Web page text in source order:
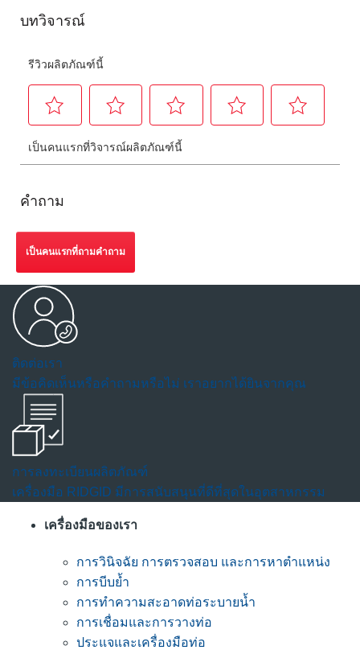
คำถาม
เป็นคนแรกที่ถามคำถาม
ติดต่อเรา
มีข้อคิดเห็นหรือคำถามหรือไม่ เราอยากได้ยินจากคุณ
การลงทะเบียนผลิตภัณฑ์
เครื่องมือ RIDGID มีการสนับสนุนที่ดีที่สุดในอุตสาหกรรม
เครื่องมือของเรา
การวินิจฉัย การตรวจสอบ และการหาตำแหน่ง
การบีบย้ำ
การทำความสะอาดท่อระบายน้ำ
การเชื่อมและการวางท่อ
ประแจและเครื่องมือท่อ